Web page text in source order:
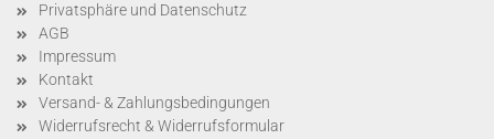
Privatsphäre und Datenschutz
AGB
Impressum
Kontakt
Versand- & Zahlungsbedingungen
Widerrufsrecht & Widerrufsformular